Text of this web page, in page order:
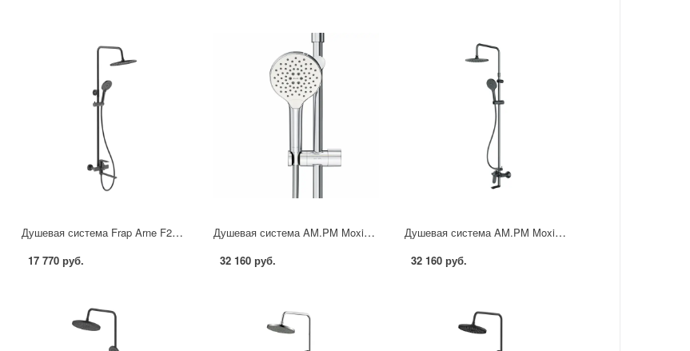
Душевая система Frap Arne F24204-6 со смесителем 3 режима цвет черный матовый
17 770 руб.
Душевая система AM.PM Moxie F079M900 со смесителем 3 режима цвет хром
32 160 руб.
Душевая система AM.PM Moxie F079M922 со смесителем 3 режима цвет черный матовый
32 160 руб.